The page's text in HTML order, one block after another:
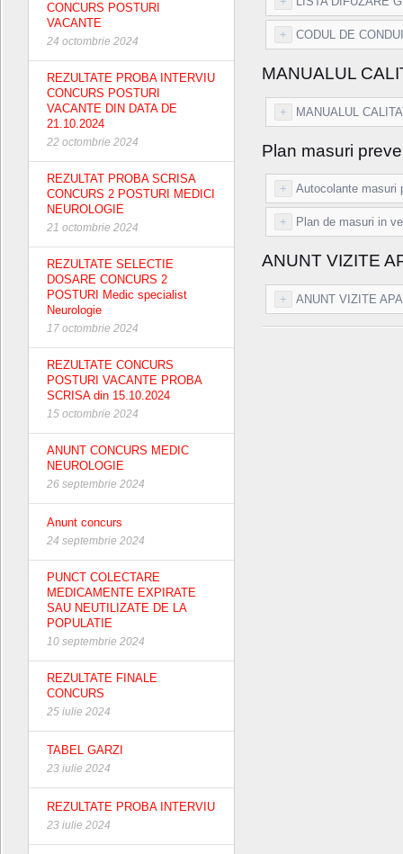
CONCURS POSTURI
VACANTE
24 octombrie 2024
REZULTATE PROBA INTERVIU
CONCURS POSTURI
VACANTE DIN DATA DE
21.10.2024
22 octombrie 2024
REZULTAT PROBA SCRISA
CONCURS 2 POSTURI MEDICI
NEUROLOGIE
21 octombrie 2024
REZULTATE SELECTIE
DOSARE CONCURS 2
POSTURI Medic specialist
Neurologie
17 octombrie 2024
REZULTATE CONCURS
POSTURI VACANTE PROBA
SCRISA din 15.10.2024
15 octombrie 2024
ANUNT CONCURS MEDIC
NEUROLOGIE
26 septembrie 2024
Anunt concurs
24 septembrie 2024
PUNCT COLECTARE
MEDICAMENTE EXPIRATE
SAU NEUTILIZATE DE LA
POPULATIE
10 septembrie 2024
REZULTATE FINALE
CONCURS
25 iulie 2024
TABEL GARZI
23 iulie 2024
REZULTATE PROBA INTERVIU
23 iulie 2024
+ CODUL DE
MANUALUL
+ MANUALUL
Plan masuri
+ Autocolante masuri
+ Plan de masuri in
ANUNT VIZITE
+ ANUNT VIZITE